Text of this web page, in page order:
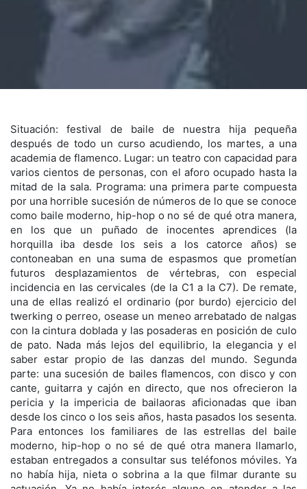
Situación: festival de baile de nuestra hija pequeña
después de todo un curso acudiendo, los martes, a una
academia de flamenco. Lugar: un teatro con capacidad para
varios cientos de personas, con el aforo ocupado hasta la
mitad de la sala. Programa: una primera parte compuesta
por una horrible sucesión de números de lo que se conoce
como baile moderno, hip-hop o no sé de qué otra manera,
en los que un puñado de inocentes aprendices (la
horquilla iba desde los seis a los catorce años) se
contoneaban en una suma de espasmos que prometían
futuros desplazamientos de vértebras, con especial
incidencia en las cervicales (de la C1 a la C7). De remate,
una de ellas realizó el ordinario (por burdo) ejercicio del
twerking o perreo, osease un meneo arrebatado de nalgas
con la cintura doblada y las posaderas en posición de culo
de pato. Nada más lejos del equilibrio, la elegancia y el
saber estar propio de las danzas del mundo. Segunda
parte: una sucesión de bailes flamencos, con disco y con
cante, guitarra y cajón en directo, que nos ofrecieron la
pericia y la impericia de bailaoras aficionadas que iban
desde los cinco o los seis años, hasta pasados los sesenta.
Para entonces los familiares de las estrellas del baile
moderno, hip-hop o no sé de qué otra manera llamarlo,
estaban entregados a consultar sus teléfonos móviles. Ya
no había hija, nieta o sobrina a la que filmar durante su